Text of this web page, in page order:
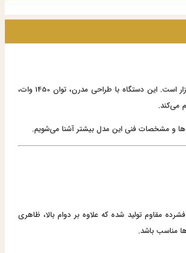
یکی از بهترین گزینه‌های موجود در بازار است. این دستگاه با طراحی مدرن، توان 1450 وات،
و مشخصات فنی این مدل بیشتر آشنا می‌شویم.
مقاوم تولید شده که علاوه بر دوام بالا، ظاهری
مناسب باشد.